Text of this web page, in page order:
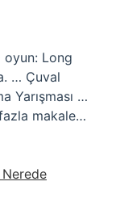
oyun: Long
… Çuval
Yarışması …
makale…